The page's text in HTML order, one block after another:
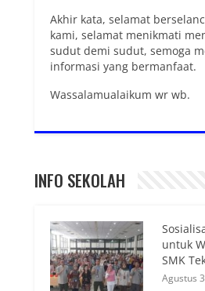
Akhir kata, selamat
kami, selamat menikmati
sudut demi sudut, semoga
informasi yang bermanfaat.
Wassalamualaikum wr wb.
INFO SEKOLAH
untuk
SMK
Agustus